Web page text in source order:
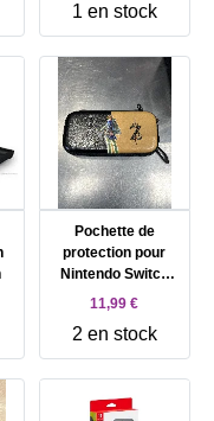
1 en stock
Pochette de
protection pour
Nintendo Switch
The legend of Zelda
11,99 €
2 en stock